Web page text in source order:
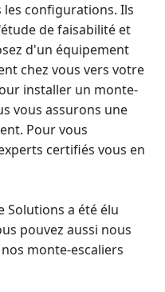
configurations. Ils
de faisabilité et
d'un équipement
chez vous vers votre
installer un monte-
vous assurons une
Pour vous
certifiés vous en
Solutions a été élu
pouvez aussi nous
monte-escaliers